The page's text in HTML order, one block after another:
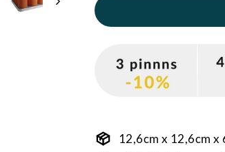
12,6cm x 12,6cm x